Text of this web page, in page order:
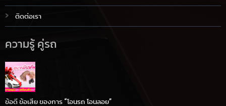
ติดต่อเรา
ความรู้ คู่รถ
ข้อดี ข้อเสีย ของการ “โอนรถ โอนลอย”